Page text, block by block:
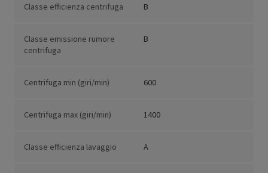
Classe efficienza centrifuga B
Classe emissione rumore
centrifuga
B
Centrifuga min (giri/min) 600
Centrifuga max (giri/min) 1400
Classe efficienza lavaggio A